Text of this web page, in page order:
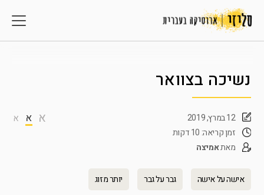
נשיכה בצוואר
א א א
12 במרץ, 2019
זמן קריאה: 10 דקות
מאתאמיצה
אישה על אישה גבר על גבר יותר מזוג